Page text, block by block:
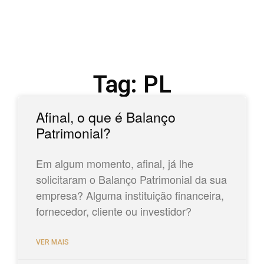
Tag: PL
Afinal, o que é Balanço
Patrimonial?
Em algum momento, afinal, já lhe
solicitaram o Balanço Patrimonial da sua
empresa? Alguma instituição financeira,
fornecedor, cliente ou investidor?
VER MAIS